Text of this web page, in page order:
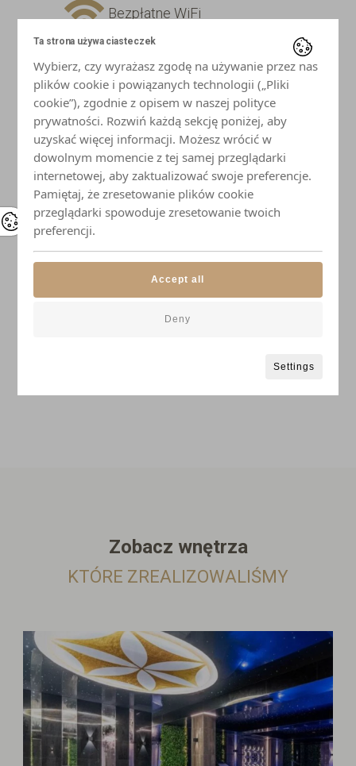
Bezpłatne WiFi
Lodówka
Płyta indukcyjna
Mikrofalówka
Czajnik
Naczynia i przybory kuchenne
Zobacz wnętrza
KTÓRE ZREALIZOWALIŚMY
Ta strona używa ciasteczek
Wybierz, czy wyrażasz zgodę na używanie przez nas
plików cookie i powiązanych technologii („Pliki
cookie”), zgodnie z opisem w naszej polityce
prywatności. Rozwiń każdą sekcję poniżej, aby
uzyskać więcej informacji. Możesz wrócić w
dowolnym momencie z tej samej przeglądarki
internetowej, aby zaktualizować swoje preferencje.
Pamiętaj, że zresetowanie plików cookie
przeglądarki spowoduje zresetowanie twoich
preferencji.
Settings
Deny
Accept all